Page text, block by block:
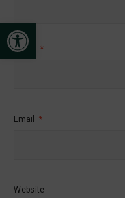
Open toolbar
Name *
Email *
Website